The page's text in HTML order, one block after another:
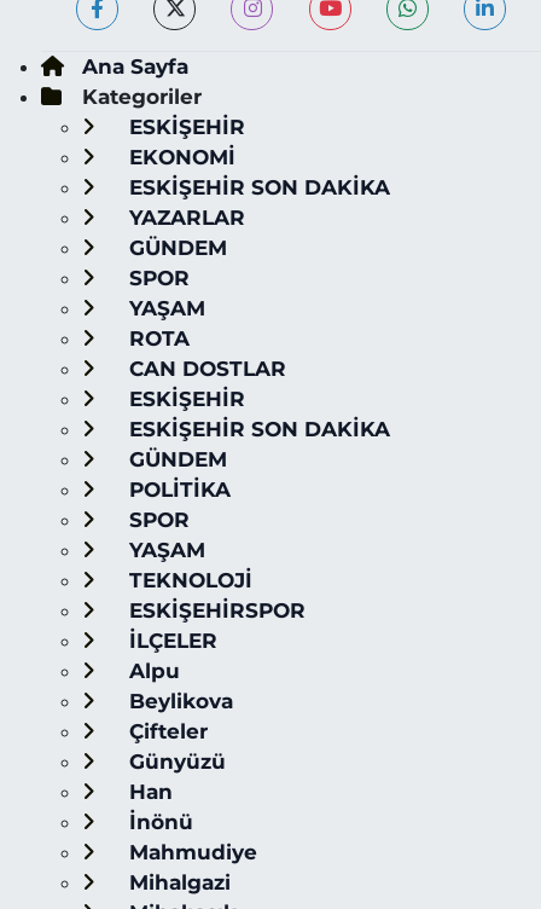
Ana Sayfa
Kategoriler
ESKİŞEHİR
EKONOMİ
ESKİŞEHİR SON DAKİKA
YAZARLAR
GÜNDEM
SPOR
YAŞAM
ROTA
CAN DOSTLAR
ESKİŞEHİR
ESKİŞEHİR SON DAKİKA
GÜNDEM
POLİTİKA
SPOR
YAŞAM
TEKNOLOJİ
ESKİŞEHİRSPOR
İLÇELER
Alpu
Beylikova
Çifteler
Günyüzü
Han
İnönü
Mahmudiye
Mihalgazi